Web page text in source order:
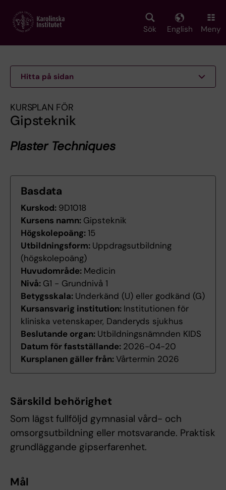
main
Sök English Meny
Hitta på sidan
KURSPLAN FÖR
Gipsteknik
Plaster Techniques
Basdata
Kurskod: 9D1018
Kursens namn: Gipsteknik
Högskolepoäng:15
Utbildningsform: Uppdragsutbildning
(högskolepoäng)
Huvudområde: Medicin
Nivå: G1 - Grundnivå 1
Betygsskala: Underkänd (U) eller godkänd (G)
Kursansvarig institution: Institutionen för
kliniska vetenskaper, Danderyds sjukhus
Beslutande organ: Utbildningsnämnden KIDS
Datum för fastställande: 2026-04-20
Kursplanen gäller från:Vårtermin 2026
Särskild behörighet
Som lägst fullföljd gymnasial vård- och
omsorgsutbildning eller motsvarande. Praktisk
grundläggande gipserfarenhet.
Mål